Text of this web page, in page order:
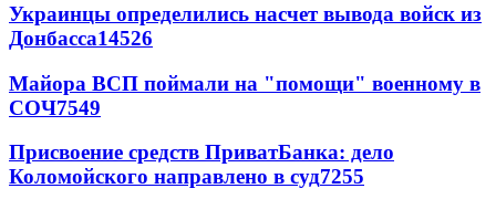
Украинцы определились насчет вывода войск из
Донбасса14526
Майора ВСП поймали на "помощи" военному в
СОЧ7549
Присвоение средств ПриватБанка: дело
Коломойского направлено в суд7255